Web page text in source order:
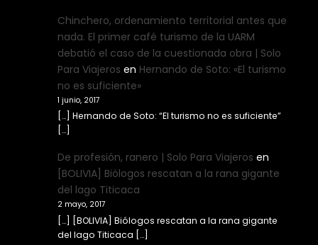
Chinchero, ordenamiento territorial antes que
nada. El primer café turismo de la UARM
debatió el caso de la cuestionada obra | Solo
Para Viajeros en Hernando de Soto: «El turismo
no es suficiente»
1 junio, 2017
[…] Hernando de Soto: “El turismo no es suficiente”
[…]
De profesión, ranero | Solo Para Viajeros en
[BOLIVIA] Biólogos rescatan a la rana gigante
del lago Titicaca
2 mayo, 2017
[…] [BOLIVIA] Biólogos rescatan a la rana gigante
del lago Titicaca […]